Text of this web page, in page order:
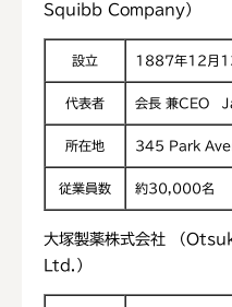
Squibb Company）
設立 1887年12月
代表者 会長 兼CEO
所在地 345 Park
従業員数 約30,000名
大塚製薬株式会社 （
Ltd.）